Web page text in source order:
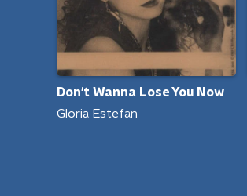
Don't Wanna Lose You Now
Gloria Estefan